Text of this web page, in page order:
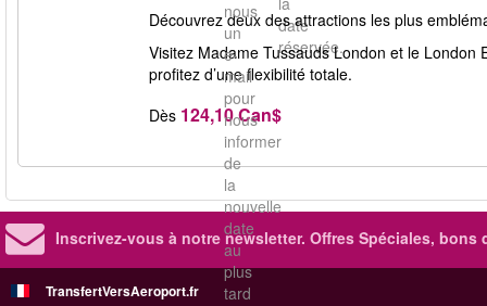
date
réservée.
nous
un
e-
mail
pour
nous
informer
de
la
nouvelle
date
au
plus
tard
Découvrez deux des attractions les plus
Visitez Madame Tussauds London et le London
profitez d’une flexibilité totale.
Dès 124,10 Can$
Inscrivez-vous à notre newsletter. Offres Spéciales, bons
TransfertVersAeroport.fr